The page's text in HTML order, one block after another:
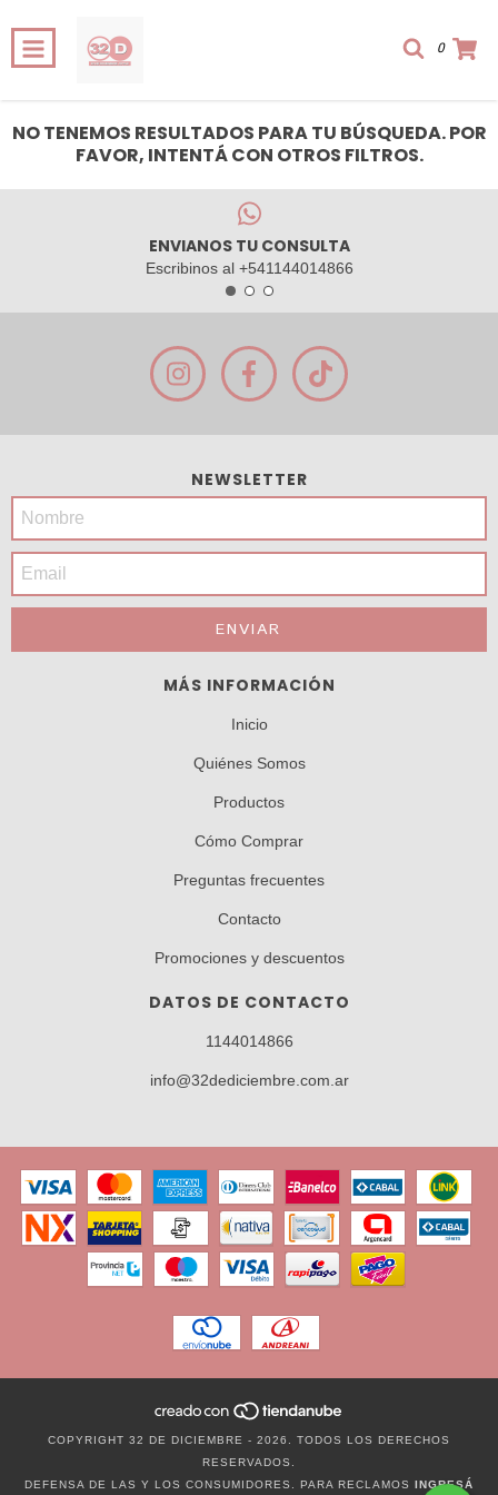
0
NO TENEMOS RESULTADOS PARA TU BÚSQUEDA. POR
FAVOR, INTENTÁ CON OTROS FILTROS.
ENVIANOS TU CONSULTA
Escribinos al +541144014866
NEWSLETTER
MÁS INFORMACIÓN
Inicio
Quiénes Somos
Productos
Cómo Comprar
Preguntas frecuentes
Contacto
Promociones y descuentos
DATOS DE CONTACTO
1144014866
info@32dediciembre.com.ar
COPYRIGHT 32 DE DICIEMBRE - 2026. TODOS LOS DERECHOS
RESERVADOS.
DEFENSA DE LAS Y LOS CONSUMIDORES. PARA RECLAMOS
INGRESÁ